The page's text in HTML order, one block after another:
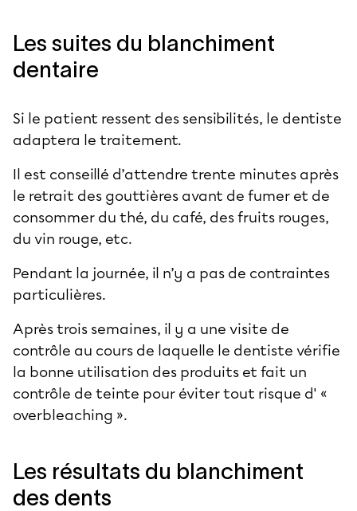
Les suites du blanchiment
dentaire
Si le patient ressent des sensibilités, le dentiste
adaptera le traitement.
Il est conseillé d’attendre trente minutes après
le retrait des gouttières avant de fumer et de
consommer du thé, du café, des fruits rouges,
du vin rouge, etc.
Pendant la journée, il n’y a pas de contraintes
particulières.
Après trois semaines, il y a une visite de
contrôle au cours de laquelle le dentiste vérifie
la bonne utilisation des produits et fait un
contrôle de teinte pour éviter tout risque d' «
overbleaching ».
Les résultats du blanchiment
des dents